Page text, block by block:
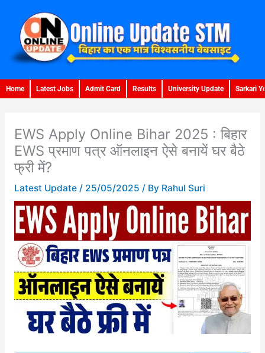
content
Home Latest Jobs Admit Card Results University Update Sarkari
EWS Apply Online Bihar 2025 : बिहार
EWS प्रमाण पत्र ऑनलाइन ऐसे बनायें घर बैठे
फ्री में?
Latest Update/ 25/05/2025 / By Rahul Suri